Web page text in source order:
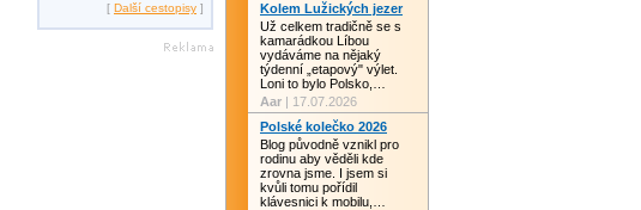
[ Další cestopisy ]
Kolem Lužických jezer
Už celkem tradičně se s
kamarádkou Líbou
vydáváme na nějaký
týdenní „etapový" výlet.
Loni to bylo Polsko,…
Aar | 17.07.2026
Polské kolečko 2026
Blog původně vznikl pro
rodinu aby věděli kde
zrovna jsme. I jsem si
kvůli tomu pořídil
klávesnici k mobilu,…